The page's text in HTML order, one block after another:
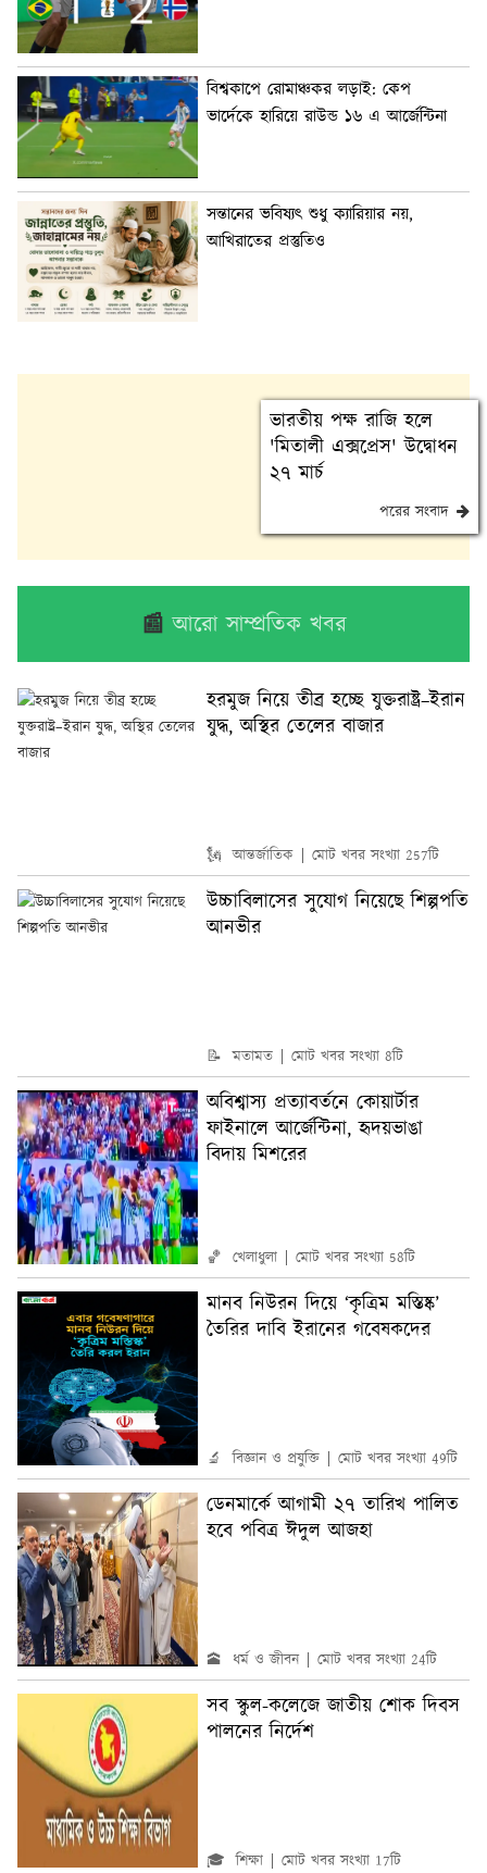
বিশ্বকাপে রোমাঞ্চকর লড়াই: কেপ
ভার্দেকে হারিয়ে রাউন্ড ১৬ এ আর্জেন্টিনা
সন্তানের ভবিষ্যৎ শুধু ক্যারিয়ার নয়,
আখিরাতের প্রস্তুতিও
ভারতীয় পক্ষ রাজি হলে
'মিতালী এক্সপ্রেস' উদ্বোধন
২৭ মার্চ
পরের সংবাদ
📰আরো সাম্প্রতিক খবর
হরমুজ নিয়ে তীব্র হচ্ছে যুক্তরাষ্ট্র–ইরান
যুদ্ধ, অস্থির তেলের বাজার
🗽 আন্তর্জাতিক মোট খবর সংখ্যা 257টি
উচ্চাবিলাসের সুযোগ নিয়েছে শিল্পপতি
আনভীর
📝 মতামত মোট খবর সংখ্যা 8টি
অবিশ্বাস্য প্রত্যাবর্তনে কোয়ার্টার
ফাইনালে আর্জেন্টিনা, হৃদয়ভাঙা
বিদায় মিশরের
🏀 খেলাধুলা মোট খবর সংখ্যা 58টি
মানব নিউরন দিয়ে ‘কৃত্রিম মস্তিষ্ক’
তৈরির দাবি ইরানের গবেষকদের
🔬 বিজ্ঞান ও প্রযুক্তি মোট খবর সংখ্যা 49টি
ডেনমার্কে আগামী ২৭ তারিখ পালিত
হবে পবিত্র ঈদুল আজহা
🕋 ধর্ম ও জীবন মোট খবর সংখ্যা 24টি
সব স্কুল-কলেজে জাতীয় শোক দিবস
পালনের নির্দেশ
🎓 শিক্ষা মোট খবর সংখ্যা 17টি